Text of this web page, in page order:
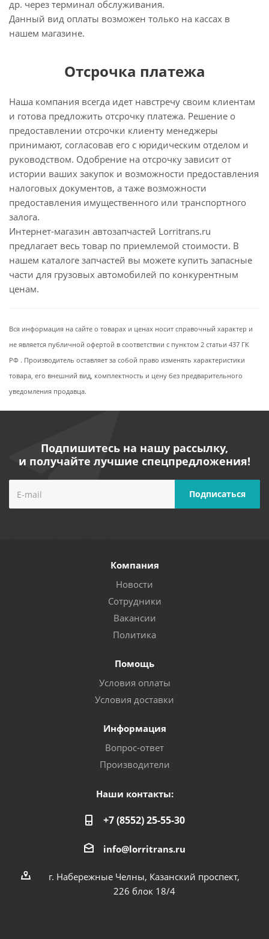
др. через терминал обслуживания.
Данный вид оплаты возможен только на кассах в
нашем магазине.
Отсрочка платежа
Наша компания всегда идет навстречу своим клиентам
и готова предложить отсрочку платежа. Решение о
предоставлении отсрочки клиенту менеджеры
принимают, согласовав его с юридическим отделом и
руководством. Одобрение на отсрочку зависит от
истории ваших закупок и возможности предоставления
налоговых документов, а таже возможности
предоставления имущественного или транспортного
залога.
Интернет-магазин автозапчастей Lorritrans.ru
предлагает весь товар по приемлемой стоимости. В
нашем каталоге запчастей вы можете купить запасные
части для грузовых автомобилей по конкурентным
ценам.
Вся информация на сайте о товарах и ценах носит справочный характер и
не является публичной офертой в соответствии с пунктом 2 статьи 437 ГК
РФ . Производитель оставляет за собой право изменять характеристики
товара, его внешний вид, комплектность и цену без предварительного
уведомления продавца.
Подпишитесь на нашу рассылку,
и получайте лучшие спецпредложения!
Компания
Новости
Сотрудники
Вакансии
Политика
Помощь
Условия оплаты
Условия доставки
Информация
Вопрос-ответ
Производители
Наши контакты:
+7 (8552) 25-55-30
info@lorritrans.ru
г. Набережные Челны, Казанский проспект,
226 блок 18/4